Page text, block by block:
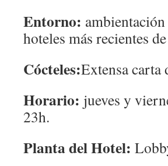
Entorno:
hoteles más recientes
Cócteles:Extensa carta
Horario: jueves y
23h.
Planta del Hotel: